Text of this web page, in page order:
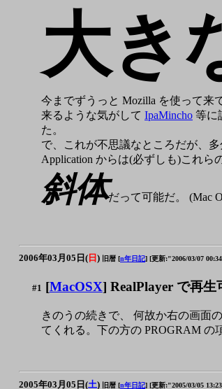
大き
今までずうっと Mozilla を使って来
来るような気がして IpaMincho 等に
た。
で、これが不思議なところだが、
Application からは(必ずしも)これら
斜体だって可能だ。 (Mac
2006年03月05日( 日 ) 旧暦 [n年日記] [更新:"2006/03/07
#1 [MacOSX] RealPlayer で再生
きのうの続きで、 何故か右の画面
てくれる。下の方の PROGRAM の
2005年03月05日(土) 旧暦 [n年日記] [更新:"2005/03/05